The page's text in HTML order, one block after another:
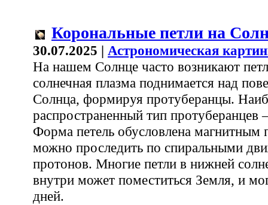
Корональные петли на
30.07.2025 | Астрономическая
На нашем Солнце часто возникают
солнечная плазма поднимается над
Солнца, формируя протуберанцы.
распространенный тип протуберанцев
Форма петель обусловлена магнитным
можно проследить по спиральными
протонов. Многие петли в нижней
внутри может поместиться Земля, и
дней.